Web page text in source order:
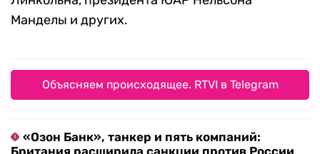
Манделы и других.
Объясняем происходящее. RTVI в Telegram
«Озон Банк», танкер и пять компаний: